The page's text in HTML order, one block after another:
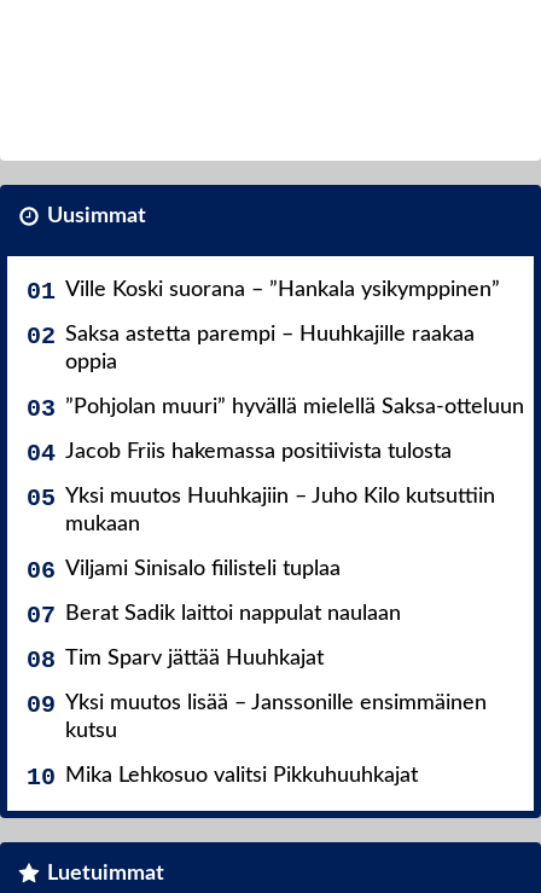
Uusimmat
Ville Koski suorana – ”Hankala ysikymppinen”
Saksa astetta parempi – Huuhkajille raakaa
oppia
”Pohjolan muuri” hyvällä mielellä Saksa-otteluun
Jacob Friis hakemassa positiivista tulosta
Yksi muutos Huuhkajiin – Juho Kilo kutsuttiin
mukaan
Viljami Sinisalo fiilisteli tuplaa
Berat Sadik laittoi nappulat naulaan
Tim Sparv jättää Huuhkajat
Yksi muutos lisää – Janssonille ensimmäinen
kutsu
Mika Lehkosuo valitsi Pikkuhuuhkajat
Luetuimmat